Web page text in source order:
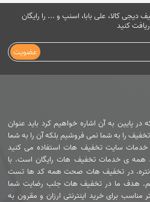
کالا، علی بابا، اسنپ و ... را رایگان
کنید
عضویت
پایین به آن اشاره خواهیم کرد باید عنوان
را به شما نمی فروشیم بلکه آن را به شما
سایت تخفیف هات استفاده می کنید
همه ی خدمات تخفیف هات رایگان است. با
در تخفیف هات صحت همه کد ها تست
هدف ما در تخفیف هات جلب رضایت شما
برای خرید اینترنتی ارزان و مقرون به